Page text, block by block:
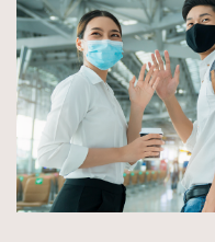
Contact